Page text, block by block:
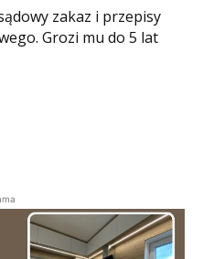
zakaz i przepisy
Grozi mu do 5 lat